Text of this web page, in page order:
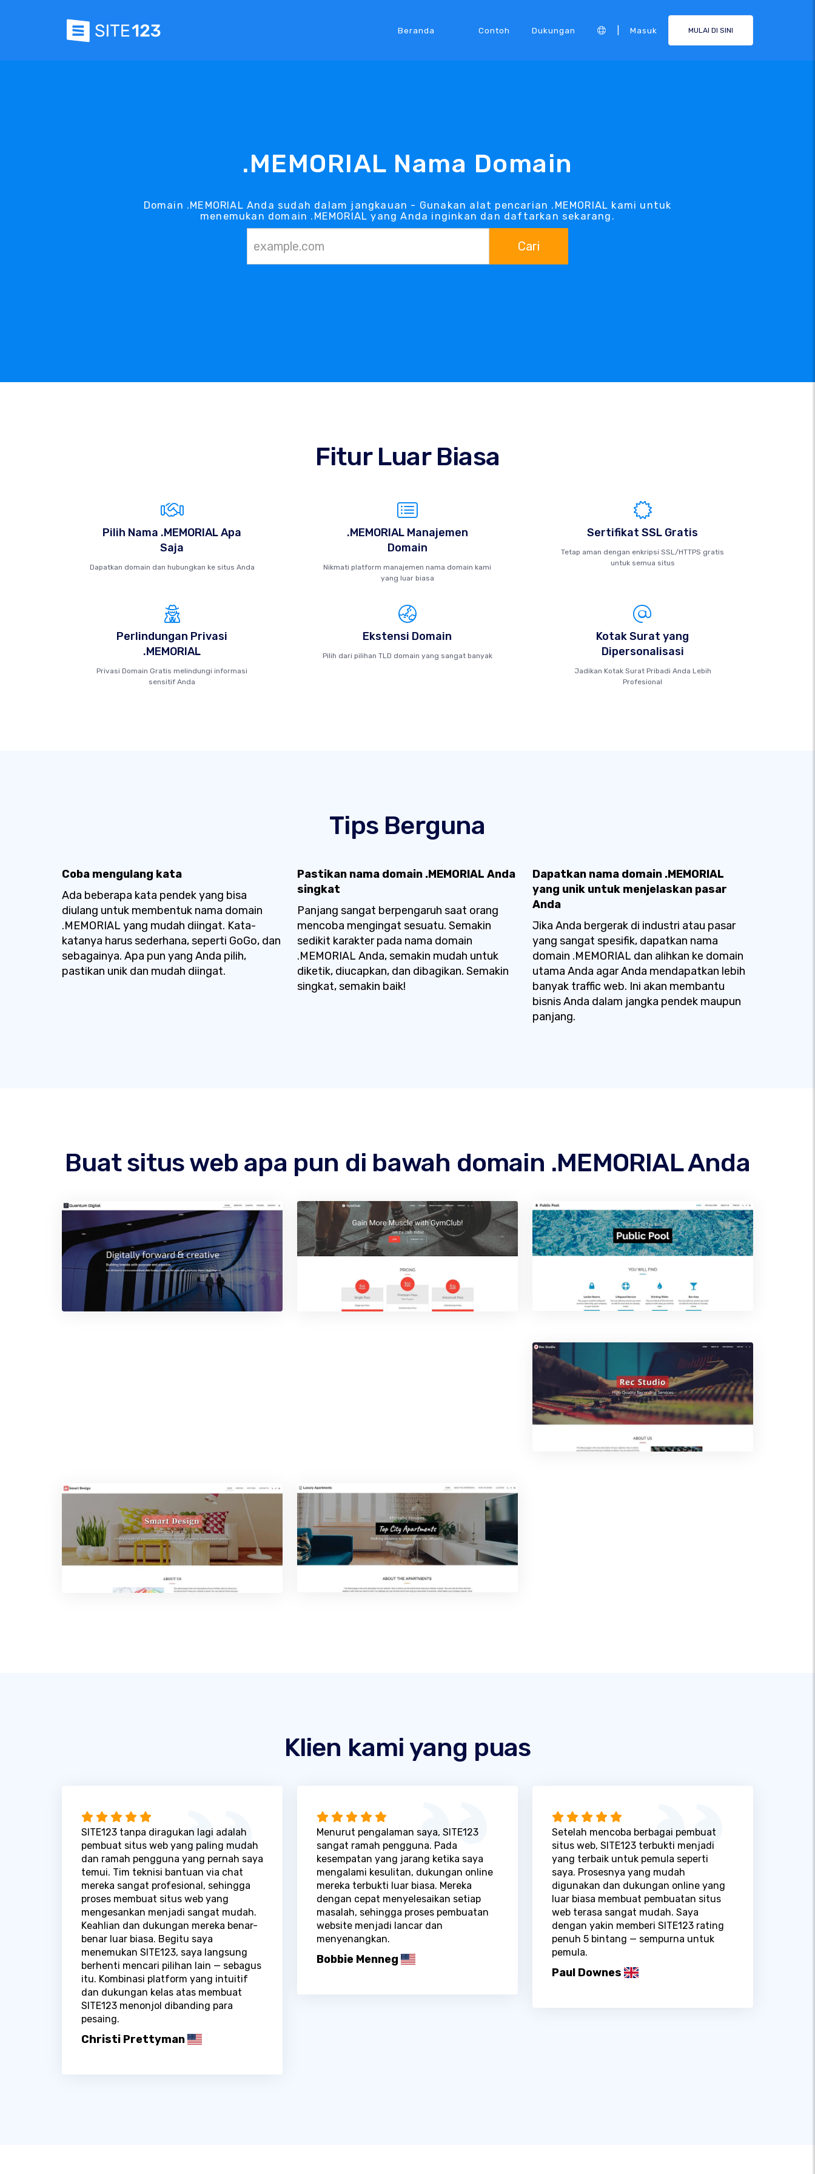
Beranda Contoh Dukungan Masuk MULAI DI SINI
.MEMORIAL Nama Domain
Domain .MEMORIAL Anda sudah dalam jangkauan - Gunakan alat pencarian .MEMORIAL kami untuk
menemukan domain .MEMORIAL yang Anda inginkan dan daftarkan sekarang.
Cari
Fitur Luar Biasa
Pilih Nama .MEMORIAL Apa
Saja
Dapatkan domain dan hubungkan ke situs Anda
.MEMORIAL Manajemen
Domain
Nikmati platform manajemen nama domain kami
yang luar biasa
Sertifikat SSL Gratis
Tetap aman dengan enkripsi SSL/HTTPS gratis
untuk semua situs
Perlindungan Privasi
.MEMORIAL
Privasi Domain Gratis melindungi informasi
sensitif Anda
Ekstensi Domain
Pilih dari pilihan TLD domain yang sangat banyak
Kotak Surat yang
Dipersonalisasi
Jadikan Kotak Surat Pribadi Anda Lebih
Profesional
Tips Berguna
Coba mengulang kata
Ada beberapa kata pendek yang bisa
diulang untuk membentuk nama domain
.MEMORIAL yang mudah diingat. Kata-
katanya harus sederhana, seperti GoGo, dan
sebagainya. Apa pun yang Anda pilih,
pastikan unik dan mudah diingat.
Pastikan nama domain .MEMORIAL Anda
singkat
Panjang sangat berpengaruh saat orang
mencoba mengingat sesuatu. Semakin
sedikit karakter pada nama domain
.MEMORIAL Anda, semakin mudah untuk
diketik, diucapkan, dan dibagikan. Semakin
singkat, semakin baik!
Dapatkan nama domain .MEMORIAL
yang unik untuk menjelaskan pasar
Anda
Jika Anda bergerak di industri atau pasar
yang sangat spesifik, dapatkan nama
domain .MEMORIAL dan alihkan ke domain
utama Anda agar Anda mendapatkan lebih
banyak traffic web. Ini akan membantu
bisnis Anda dalam jangka pendek maupun
panjang.
Buat situs web apa pun di bawah domain .MEMORIAL Anda
Klien kami yang puas
SITE123 tanpa diragukan lagi adalah
pembuat situs web yang paling mudah
dan ramah pengguna yang pernah saya
temui. Tim teknisi bantuan via chat
mereka sangat profesional, sehingga
proses membuat situs web yang
mengesankan menjadi sangat mudah.
Keahlian dan dukungan mereka benar-
benar luar biasa. Begitu saya
menemukan SITE123, saya langsung
berhenti mencari pilihan lain — sebagus
itu. Kombinasi platform yang intuitif
dan dukungan kelas atas membuat
SITE123 menonjol dibanding para
pesaing.
Christi Prettyman
Menurut pengalaman saya, SITE123
sangat ramah pengguna. Pada
kesempatan yang jarang ketika saya
mengalami kesulitan, dukungan online
mereka terbukti luar biasa. Mereka
dengan cepat menyelesaikan setiap
masalah, sehingga proses pembuatan
website menjadi lancar dan
menyenangkan.
Bobbie Menneg
Setelah mencoba berbagai pembuat
situs web, SITE123 terbukti menjadi
yang terbaik untuk pemula seperti
saya. Prosesnya yang mudah
digunakan dan dukungan online yang
luar biasa membuat pembuatan situs
web terasa sangat mudah. Saya
dengan yakin memberi SITE123 rating
penuh 5 bintang — sempurna untuk
pemula.
Paul Downes